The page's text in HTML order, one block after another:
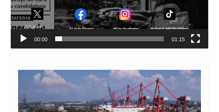
00:00 01:15